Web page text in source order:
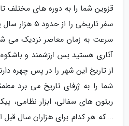
قزوین شما را به دوره های مختلف
سفر تاریخی را
سرعت به زمان معاصر نزدیک می
آثاری هستید بس ارزشمند و
از تاریخ این شهر را در پس چهره
شما را به ژرفای تاریخ می برد
ریتون های سفالی، ابزار نظامی،
… که هر کدام برای هزاران سال قبل